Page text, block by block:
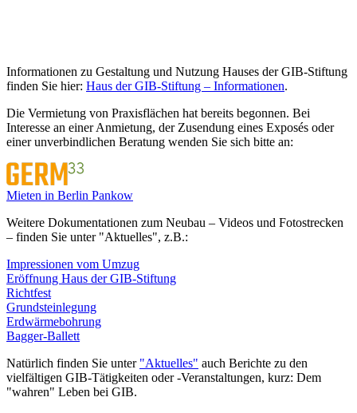
Informationen zu Gestaltung und Nutzung Hauses der GIB-Stiftung
finden Sie hier: Haus der GIB-Stiftung – Informationen.
Die Vermietung von Praxisflächen hat bereits begonnen. Bei
Interesse an einer Anmietung, der Zusendung eines Exposés oder
einer unverbindlichen Beratung wenden Sie sich bitte an:
Mieten in Berlin Pankow
Weitere Dokumentationen zum Neubau – Videos und Fotostrecken
– finden Sie unter "Aktuelles", z.B.:
Impressionen vom Umzug
Eröffnung Haus der GIB-Stiftung
Richtfest
Grundsteinlegung
Erdwärmebohrung
Bagger-Ballett
Natürlich finden Sie unter "Aktuelles" auch Berichte zu den
vielfältigen GIB-Tätigkeiten oder -Veranstaltungen, kurz: Dem
"wahren" Leben bei GIB.